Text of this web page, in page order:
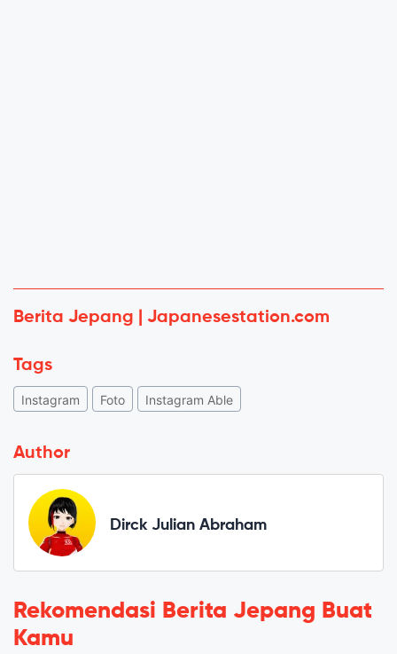
Berita Jepang | Japanesestation.com
Tags
Instagram Foto Instagram Able
Author
Dirck Julian Abraham
Rekomendasi Berita Jepang Buat
Kamu